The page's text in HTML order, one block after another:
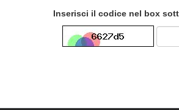
Inserisci il codice nel box